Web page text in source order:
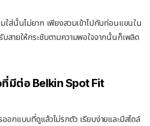
มใส่นั้นไม่ยาก เพียงสวมเข้าไปกับท่อนแขนใน
สายให้กระชับตามความพอใจจากนั้นก็เพลิด
มีต่อ Belkin Spot Fit
อกแบบที่ดูแล้วไม่รกตัว เรียบง่ายและมีสไตล์